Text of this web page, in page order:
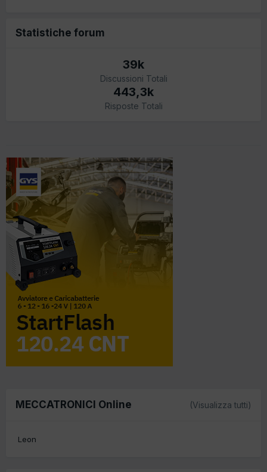
Statistiche forum
39k
Discussioni Totali
443,3k
Risposte Totali
MECCATRONICI Online (Visualizza tutti)
Leon